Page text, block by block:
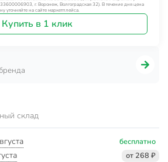
г. Воронеж, Волгоградская 32). В течение дня цена
уточняйте на сайте маркетплейса.
Купить в 1 клик
склад
бесплатно
от 268 ₽